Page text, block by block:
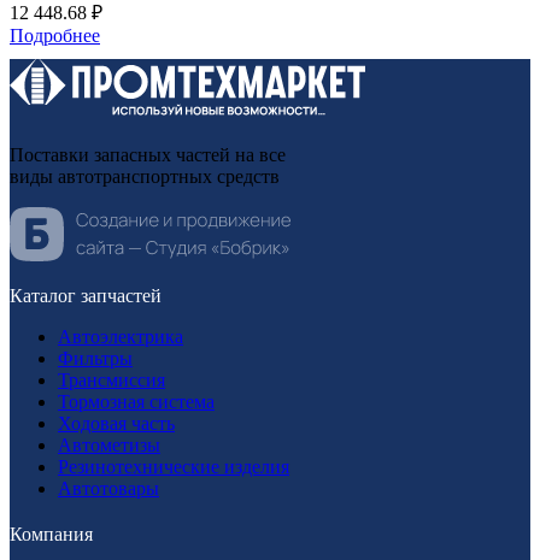
12 448.68 ₽
Подробнее
Поставки запасных частей на все
виды автотранспортных средств
Каталог запчастей
Автоэлектрика
Фильтры
Трансмиссия
Тормозная система
Ходовая часть
Автометизы
Резинотехнические изделия
Автотовары
Компания